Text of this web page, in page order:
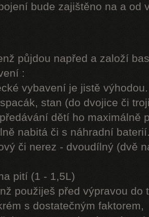
bude zajištěno na a od
půjdou napřed a založí
:
vybavení je jistě výhodou.
stan (do dvojice či
dětí ho maximálně
nabitá či s náhradní
či nerez - dvoudílný (dvě
pití (1 - 1,5L)
použiješ před výpravou do
s dostatečným faktorem,